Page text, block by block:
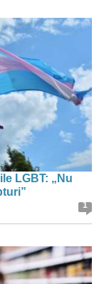
LGBT: „Nu
1